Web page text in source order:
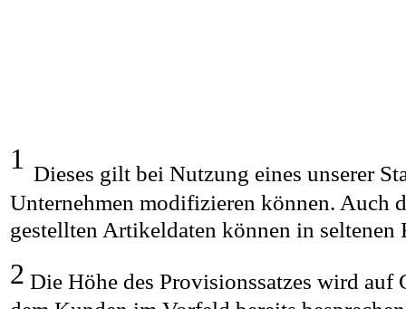
1 Dieses gilt bei Nutzung eines unserer
Unternehmen modifizieren können. Auch
gestellten Artikeldaten können in
2 Die Höhe des Provisionssatzes wird